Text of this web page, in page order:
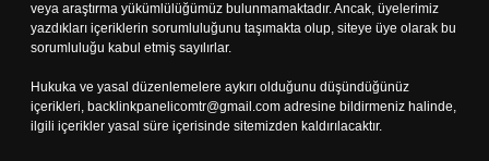
veya araştırma yükümlülüğümüz bulunmamaktadır. Ancak, üyelerimiz
yazdıkları içeriklerin sorumluluğunu taşımakta olup, siteye üye olarak bu
sorumluluğu kabul etmiş sayılırlar.
Hukuka ve yasal düzenlemelere aykırı olduğunu düşündüğünüz
içerikleri, backlinkpanelicomtr@gmail.com adresine bildirmeniz halinde,
ilgili içerikler yasal süre içerisinde sitemizden kaldırılacaktır.